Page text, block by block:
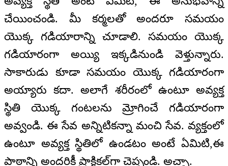
చేయించండి. మీ కర్మలతో అందరూ సమయం
యొక్క గడియారాన్ని చూడాలి. సమయం యొక్క
గడియారంగా అయ్యి ఇక్కడినుండి వెళ్తున్నారు.
సాకారుడు కూడా సమయం యొక్క గడియారంగా
అయ్యారు కదా. అలాగే శరీరంలో ఉంటూ అవ్యక్త
స్థితి యొక్క గంటలను మ్రోగించే గడియారంగా
అవ్వండి. ఈ సేవ అన్నిటికన్నా మంచి సేవ. వ్యక్తంలో
ఉంటూ అవ్యక్త స్థితిలో ఉండటం అంటే ఏమిటి,ఈ
పాఠాన్ని అందరికీ ప్రాక్టికల్‌గా చెప్పండి. అచ్ఛా.